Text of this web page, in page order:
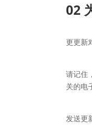
02
更更新
请记住
关的电
发送更